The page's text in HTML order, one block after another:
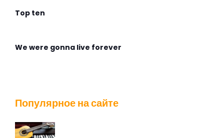
Top ten
We were gonna live forever
Популярное на сайте